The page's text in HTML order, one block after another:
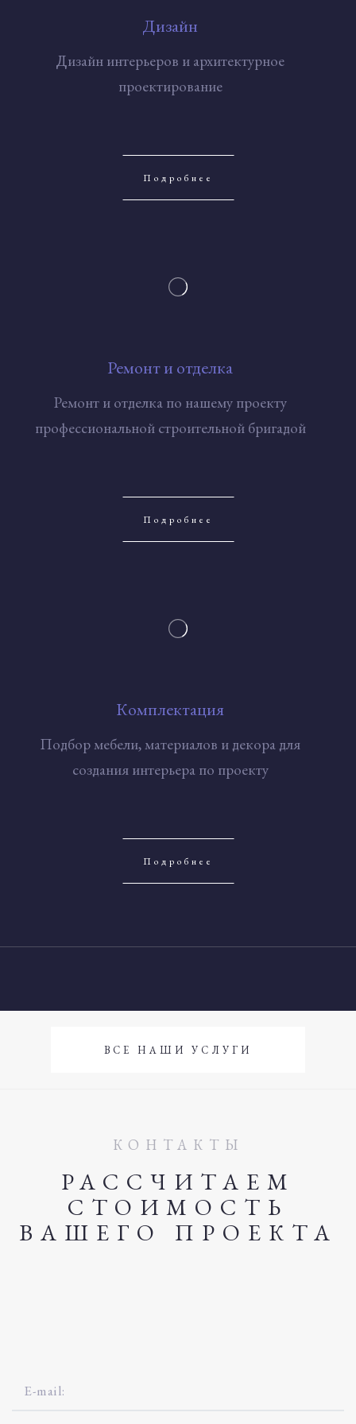
Дизайн
Дизайн интерьеров и архитектурное
проектирование
Подробнее
Ремонт и отделка
Ремонт и отделка по нашему проекту
профессиональной строительной бригадой
Подробнее
Комплектация
Подбор мебели, материалов и декора для
создания интерьера по проекту
Подробнее
ВСЕ НАШИ УСЛУГИ
КОНТАКТЫ
РАССЧИТАЕМ
СТОИМОСТЬ
ВАШЕГО ПРОЕКТА